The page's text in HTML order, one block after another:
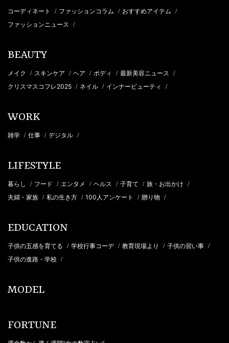
コーディネート / ファッションコラム / おすすめアイテム /
ファッションニュース /
BEAUTY
メイク / スキンケア / ヘア / ボディ / 最新美容ニュース /
クリスマスコフレ2025 / ネイル / インナービューティ /
WORK
雑学 / 仕事 / デジタル /
LIFESTYLE
暮らし / フード / エンタメ / ヘルス / 子育て / 旅・お出かけ /
夫婦・家族 / 私の生き方 / 100人アンケート / 贈り物 /
EDUCATION
子供の五感を育てる / 学校行事コーデ / 教育現場より / 子供の習い事 /
子供の進路・学校 /
MODEL
FORTUNE